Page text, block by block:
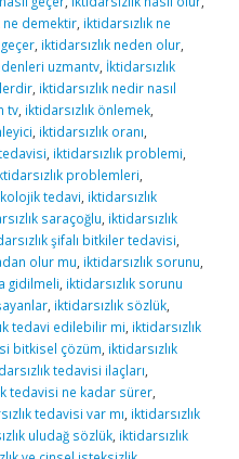
ne demektir, iktidarsızlık ne
, iktidarsızlık neden olur,
uzmantv, İktidarsızlık
, iktidarsızlık nedir nasıl
tv, iktidarsızlık önlemek,
, iktidarsızlık oranı,
, iktidarsızlık problemi,
problemleri,
tedavi, iktidarsızlık
saraçoğlu, iktidarsızlık
şifalı bitkiler tedavisi,
olur mu, iktidarsızlık sorunu,
gidilmeli, iktidarsızlık sorunu
, iktidarsızlık sözlük,
tedavi edilebilir mi, iktidarsızlık
bitkisel çözüm, iktidarsızlık
tedavisi ilaçları,
tedavisi ne kadar sürer,
tedavisi var mı, iktidarsızlık
uludağ sözlük, iktidarsızlık